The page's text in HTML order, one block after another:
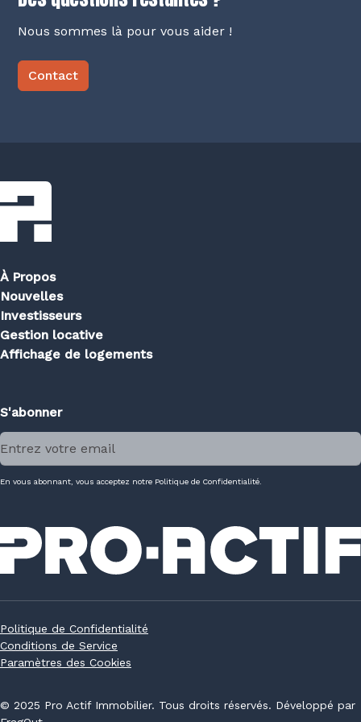
Nous sommes là pour vous aider !
Contact
À Propos
Nouvelles
Investisseurs
Gestion locative
Affichage de logements
S'abonner
En vous abonnant, vous acceptez notre Politique de Confidentialité.
Politique de Confidentialité
Conditions de Service
Paramètres des Cookies
© 2025 Pro Actif Immobilier. Tous droits réservés. Développé par